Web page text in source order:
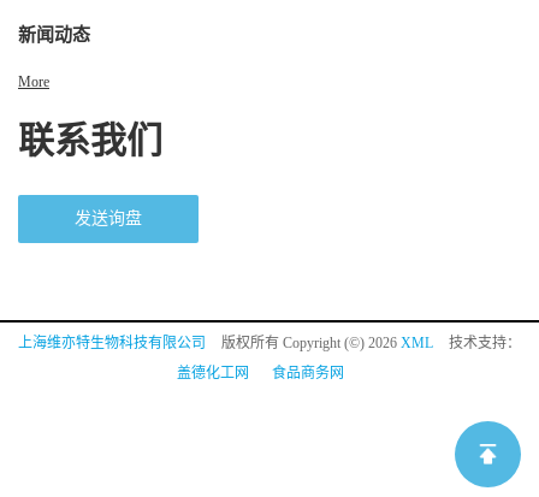
新闻动态
More
联系我们
发送询盘
上海维亦特生物科技有限公司 版权所有 Copyright (©) 2026 XML
技术支持：
盖德化工网
食品商务网